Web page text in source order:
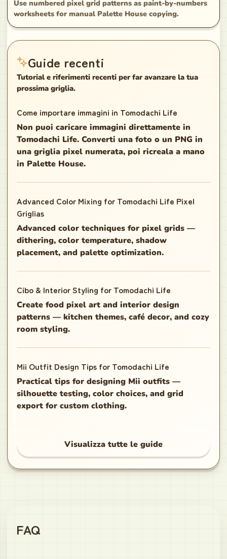
Use numbered pixel grid patterns as paint-by-numbers
worksheets for manual Palette House copying.
Guide recenti
Tutorial e riferimenti recenti per far avanzare la tua
prossima griglia.
Come importare immagini in Tomodachi Life
Non puoi caricare immagini direttamente in
Tomodachi Life. Converti una foto o un PNG in
una griglia pixel numerata, poi ricreala a mano
in Palette House.
Advanced Color Mixing for Tomodachi Life Pixel
Griglias
Advanced color techniques for pixel grids —
dithering, color temperature, shadow
placement, and palette optimization.
Cibo & Interior Styling for Tomodachi Life
Create food pixel art and interior design
patterns — kitchen themes, café decor, and cozy
room styling.
Mii Outfit Design Tips for Tomodachi Life
Practical tips for designing Mii outfits —
silhouette testing, color choices, and grid
export for custom clothing.
Visualizza tutte le guide
FAQ